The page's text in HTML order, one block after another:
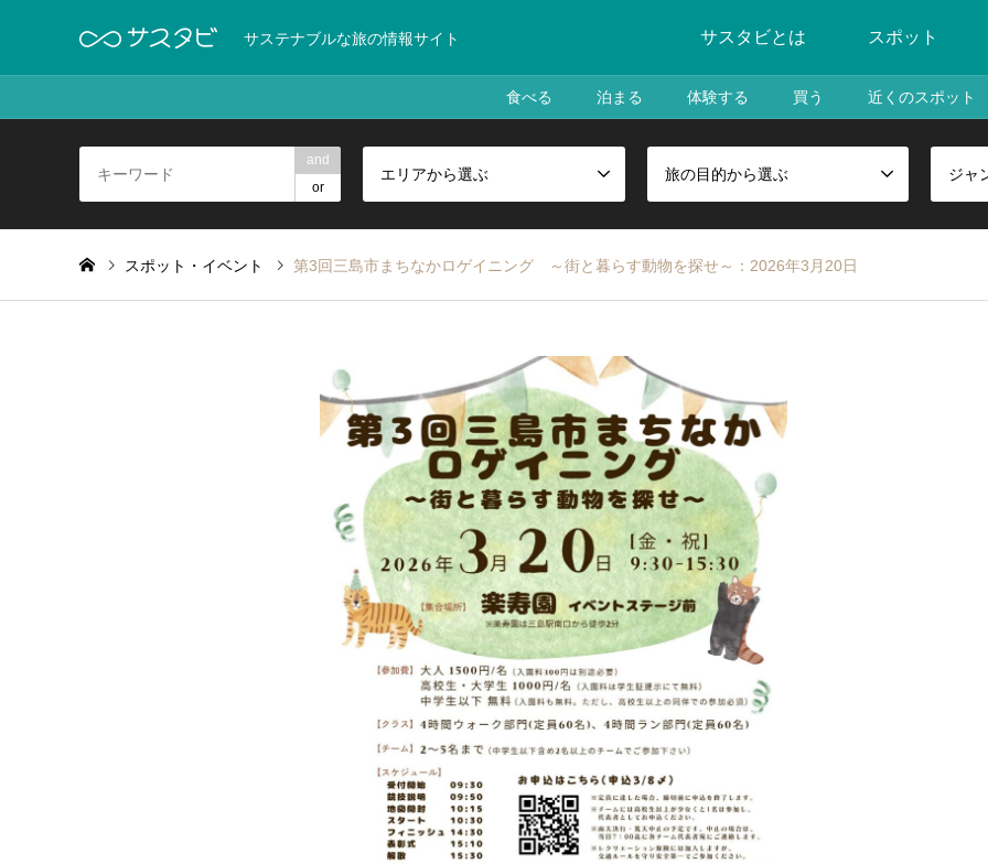
サステナブルな旅の情報サイト サスタビとは スポット
食べる 泊まる 体験する 買う 近くのスポット
and
or
エリアから選ぶ 旅の目的から選ぶ ジャ
スポット・イベント 第3回三島市まちなかロゲイニング ～街と暮らす動物を探せ～：2026年3月20日